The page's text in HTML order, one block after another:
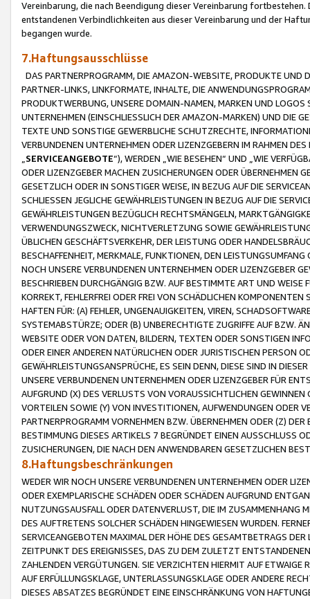
Vereinbarung, die nach Beendigung dieser Vereinbarung
entstandenen Verbindlichkeiten aus dieser Vereinbarung und der
begangen wurde.
7.Haftungsausschlüsse
DAS PARTNERPROGRAMM, DIE AMAZON-WEBSITE, PRODUKTE UND
PARTNER-LINKS, LINKFORMATE, INHALTE, DIE
PRODUKTWERBUNG, UNSERE DOMAIN-NAMEN, MARKEN UND
UNTERNEHMEN (EINSCHLIESSLICH DER AMAZON-MARKEN) UND DIE
TEXTE UND SONSTIGE GEWERBLICHE SCHUTZRECHTE,
VERBUNDENEN UNTERNEHMEN ODER LIZENZGEBERN IM RAHMEN
SERVICEANGEBOTE“), WERDEN „WIE BESEHEN“ UND „WIE
ODER LIZENZGEBER MACHEN ZUSICHERUNGEN ODER ÜBERNEHMEN
GESETZLICH ODER IN SONSTIGER WEISE, IN BEZUG AUF DIE
SCHLIESSEN JEGLICHE GEWÄHRLEISTUNGEN IN BEZUG AUF DIE
GEWÄHRLEISTUNGEN BEZÜGLICH RECHTSMÄNGELN,
VERWENDUNGSZWECK, NICHTVERLETZUNG SOWIE
ÜBLICHEN GESCHÄFTSVERKEHR, DER LEISTUNG ODER
BESCHAFFENHEIT, MERKMALE, FUNKTIONEN, DEN
NOCH UNSERE VERBUNDENEN UNTERNEHMEN ODER LIZENZGEBER
BESCHRIEBEN DURCHGÄNGIG BZW. AUF BESTIMMTE ART UND
KORREKT, FEHLERFREI ODER FREI VON SCHÄDLICHEN
HAFTEN FÜR: (A) FEHLER, UNGENAUIGKEITEN, VIREN,
SYSTEMABSTÜRZE; ODER (B) UNBERECHTIGTE ZUGRIFFE AUF BZW.
WEBSITE ODER VON DATEN, BILDERN, TEXTEN ODER SONSTIGEN
ODER EINER ANDEREN NATÜRLICHEN ODER JURISTISCHEN PERSON
GEWÄHRLEISTUNGSANSPRÜCHE, ES SEIN DENN, DIESE SIND IN
UNSERE VERBUNDENEN UNTERNEHMEN ODER LIZENZGEBER FÜR
AUFGRUND (X) DES VERLUSTS VON VORAUSSICHTLICHEN
VORTEILEN SOWIE (Y) VON INVESTITIONEN, AUFWENDUNGEN ODER
PARTNERPROGRAMM VORNEHMEN BZW. ÜBERNEHMEN ODER (Z)
BESTIMMUNG DIESES ARTIKELS 7 BEGRÜNDET EINEN AUSSCHLUSS
ZUSICHERUNGEN, DIE NACH DEN ANWENDBAREN GESETZLICHEN
8.Haftungsbeschränkungen
WEDER WIR NOCH UNSERE VERBUNDENEN UNTERNEHMEN ODER
ODER EXEMPLARISCHE SCHÄDEN ODER SCHÄDEN AUFGRUND
NUTZUNGSAUSFALL ODER DATENVERLUST, DIE IM ZUSAMMENHANG
DES AUFTRETENS SOLCHER SCHÄDEN HINGEWIESEN WURDEN.
SERVICEANGEBOTEN MAXIMAL DER HÖHE DES GESAMTBETRAGS
ZEITPUNKT DES EREIGNISSES, DAS ZU DEM ZULETZT
ZAHLENDEN VERGÜTUNGEN. SIE VERZICHTEN HIERMIT AUF
AUF ERFÜLLUNGSKLAGE, UNTERLASSUNGSKLAGE ODER ANDERE
DIESES ABSATZES BEGRÜNDET EINE EINSCHRÄNKUNG VON